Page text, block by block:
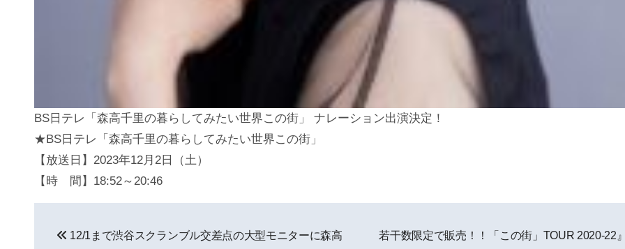
BS日テレ「森高千里の暮らしてみたい世界この街」 ナレーション出演決定！
★BS日テレ「森高千里の暮らしてみたい世界この街」
【放送日】2023年12月2日（土）
【時 間】18:52～20:46
12/1まで渋谷スクランブル交差点の大型モニターに森高
若干数限定で販売！！「この街」TOUR 2020-22